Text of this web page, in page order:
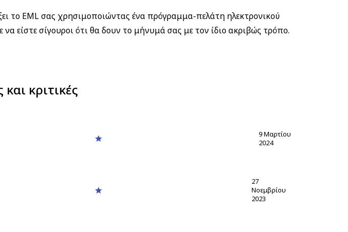
το EML σας χρησιμοποιώντας ένα πρόγραμμα-πελάτη ηλεκτρονικού
είστε σίγουροι ότι θα δουν το μήνυμά σας με τον ίδιο ακριβώς τρόπο.
κριτικές
9 Μαρτίου
2024
27
Νοεμβρίου
2023